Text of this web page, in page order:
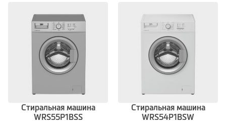
Стиральная машина
WRS55P1BSS
Стиральная машина
WRS54P1BSW